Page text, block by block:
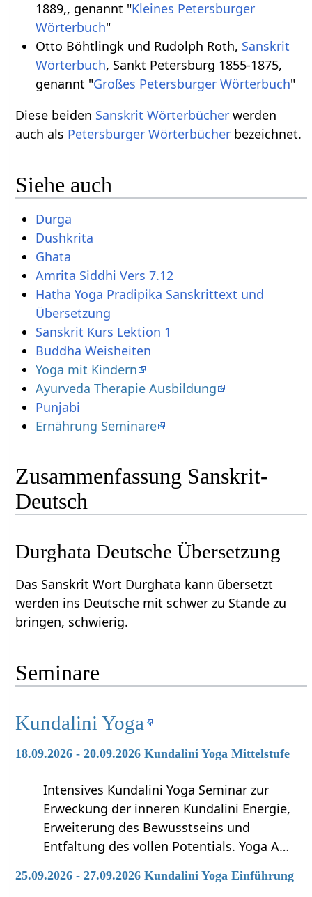
1889,, genannt "Kleines Petersburger
Wörterbuch"
Otto Böhtlingk und Rudolph Roth, Sanskrit
Wörterbuch, Sankt Petersburg 1855-1875,
genannt "Großes Petersburger Wörterbuch"
Diese beiden Sanskrit Wörterbücher werden
auch als Petersburger Wörterbücher bezeichnet.
Siehe auch
Durga
Dushkrita
Ghata
Amrita Siddhi Vers 7.12
Hatha Yoga Pradipika Sanskrittext und
Übersetzung
Sanskrit Kurs Lektion 1
Buddha Weisheiten
Yoga mit Kindern
Ayurveda Therapie Ausbildung
Punjabi
Ernährung Seminare
Zusammenfassung Sanskrit-
Deutsch
Durghata Deutsche Übersetzung
Das Sanskrit Wort Durghata kann übersetzt
werden ins Deutsche mit schwer zu Stande zu
bringen, schwierig.
Seminare
Kundalini Yoga
18.09.2026 - 20.09.2026 Kundalini Yoga Mittelstufe
Intensives Kundalini Yoga Seminar zur
Erweckung der inneren Kundalini Energie,
Erweiterung des Bewusstseins und
Entfaltung des vollen Potentials. Yoga A…
25.09.2026 - 27.09.2026 Kundalini Yoga Einführung